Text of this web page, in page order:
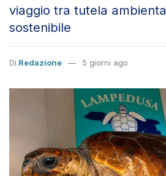
viaggio tra tutela
sostenibile
Di Redazione 5 giorni ago